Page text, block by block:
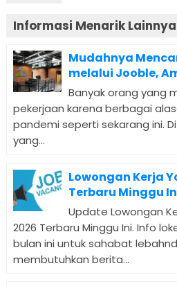
Informasi Menarik
Mudahnya
melalui Jooble,
Banyak orang yang
pekerjaan karena berbagai
pandemi seperti sekarang ini.
yang...
Lowongan Kerja
Terbaru Minggu
Update Lowongan
2026 Terbaru Minggu Ini. Info
bulan ini untuk sahabat
membutuhkan berita...